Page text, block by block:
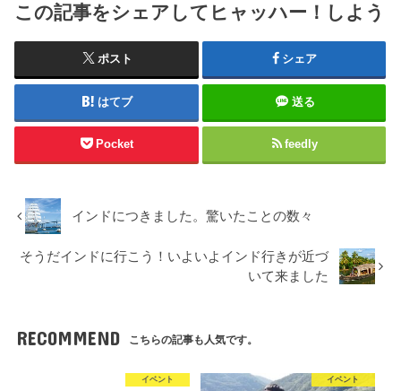
この記事をシェアしてヒャッハー！しよう
ポスト シェア
はてブ 送る
Pocket feedly
インドにつきました。驚いたことの数々
そうだインドに行こう！いよいよインド行きが近づ
いて来ました
RECOMMEND こちらの記事も人気です。
イベント イベント